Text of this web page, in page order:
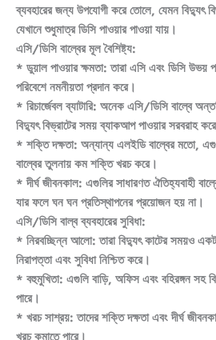
ব্যবহারের জন্য উপযোগী করে তোলে, যেমন বিদ্যুৎ
যেখানে শুধুমাত্র ডিসি পাওয়ার পাওয়া যায়।
এসি/ডিসি বাল্বের মূল বৈশিষ্ট্য:
* ডুয়াল পাওয়ার ক্ষমতা: তারা এসি এবং ডিসি উভয়
পরিবেশে নমনীয়তা প্রদান করে।
* রিচার্জেবল ব্যাটারি: অনেক এসি/ডিসি বাল্বে
বিদ্যুৎ বিভ্রাটের সময় ব্যাকআপ পাওয়ার সরবরাহ
* শক্তি দক্ষতা: অন্যান্য এলইডি বাল্বের মতো,
বাল্বের তুলনায় কম শক্তি খরচ করে।
* দীর্ঘ জীবনকাল: এগুলির সাধারণত ঐতিহ্যবাহী
যার ফলে ঘন ঘন প্রতিস্থাপনের প্রয়োজন হয় না।
এসি/ডিসি বাল্ব ব্যবহারের সুবিধা:
* নিরবচ্ছিন্ন আলো: তারা বিদ্যুৎ কাটের সময়ও
নিরাপত্তা এবং সুবিধা নিশ্চিত করে।
* বহুমুখিতা: এগুলি বাড়ি, অফিস এবং বহিরঙ্গন সহ
পারে।
* খরচ সাশ্রয়: তাদের শক্তি দক্ষতা এবং দীর্ঘ
খরচ কমাতে পারে।